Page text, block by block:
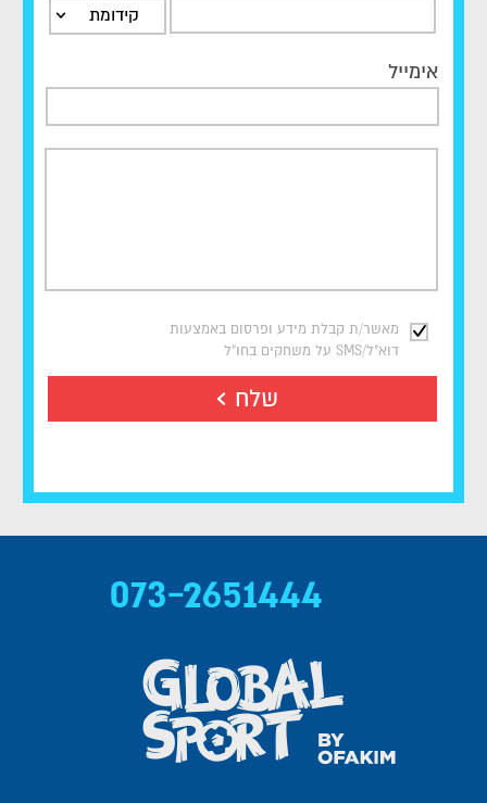
קידומת
אימייל
מאשר/ת קבלת מידע ופרסום באמצעות
דוא"ל/SMS על משחקים בחו"ל
שלח
073-2651444